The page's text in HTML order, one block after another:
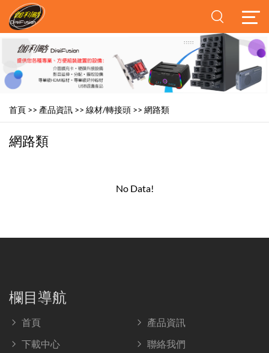
首頁 >> 產品資訊 >> 線材/轉接頭 >> 網路類
網路類
No Data!
欄目導航
首頁
產品資訊
下載中心
聯絡我們